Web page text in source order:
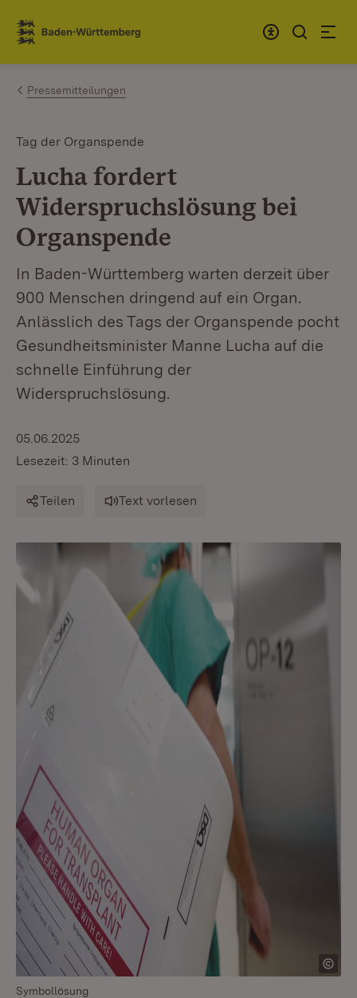
Zum Inhalt springen
Link zur Startseite
Pressemitteilungen
Tag der Organspende
Lucha fordert
Widerspruchs­lösung bei
Organspende
In Baden-Württemberg warten derzeit über
900 Menschen dringend auf ein Organ.
Anlässlich des Tags der Organspende pocht
Gesundheitsminister Manne Lucha auf die
schnelle Einführung der
Widerspruchslösung.
05.06.2025
Lesezeit: 3 Minuten
Teilen Text vorlesen
Symbollösung